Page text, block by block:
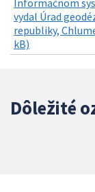
vydal Úrad
republiky,
kB)
Dôležité